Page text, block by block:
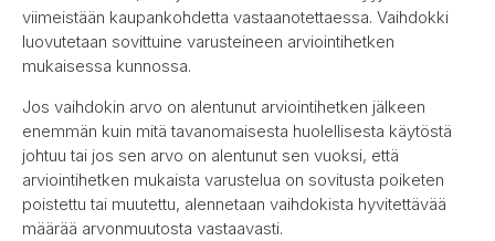
viimeistään kaupankohdetta vastaanotettaessa. Vaihdokki
luovutetaan sovittuine varusteineen arviointihetken
mukaisessa kunnossa.
Jos vaihdokin arvo on alentunut arviointihetken jälkeen
enemmän kuin mitä tavanomaisesta huolellisesta käytöstä
johtuu tai jos sen arvo on alentunut sen vuoksi, että
arviointihetken mukaista varustelua on sovitusta poiketen
poistettu tai muutettu, alennetaan vaihdokista hyvitettävää
määrää arvonmuutosta vastaavasti.